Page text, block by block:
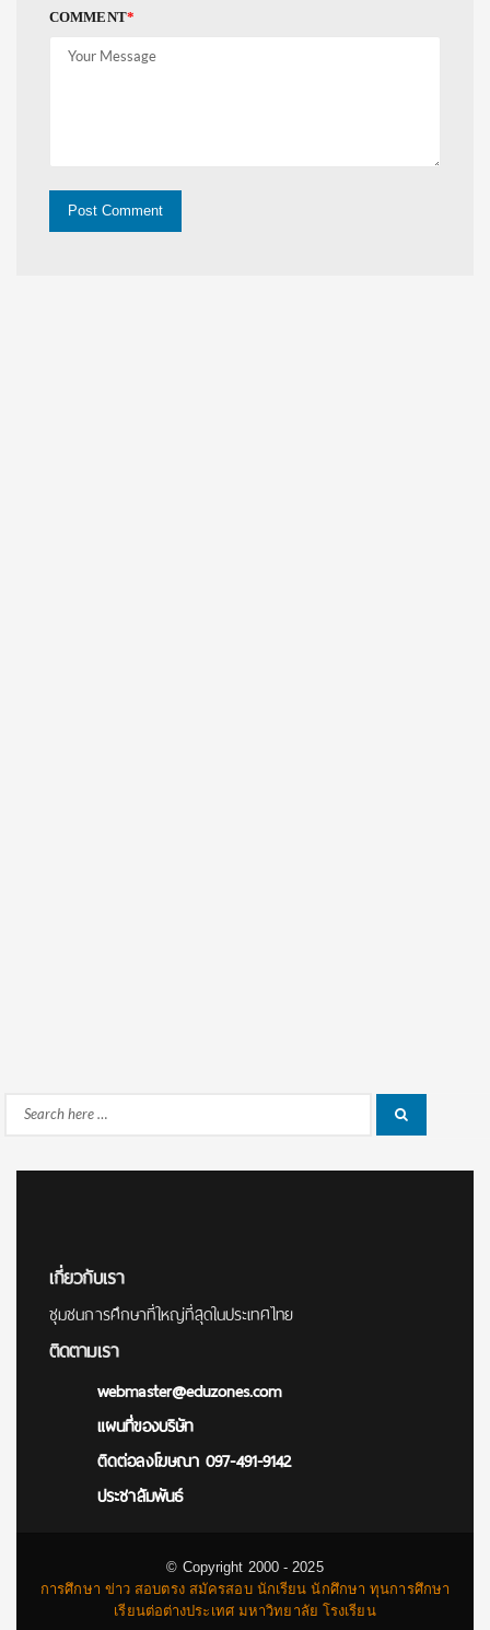
COMMENT*
Search
เกี่ยวกับเรา
ชุมชนการศึกษาที่ใหญ่ที่สุดในประเทศไทย
ติดตามเรา
webmaster@eduzones.com
แผนที่ของบริษัท
ติดต่อลงโฆษณา 097-491-9142
ประชาสัมพันธ์
© Copyright 2000 - 2025
การศึกษา ข่าว สอบตรง สมัครสอบ นักเรียน นักศึกษา ทุนการศึกษา
เรียนต่อต่างประเทศ มหาวิทยาลัย โรงเรียน